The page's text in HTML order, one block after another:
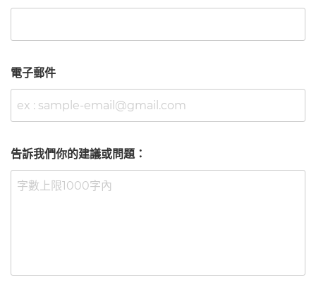
電子郵件
告訴我們你的建議或問題：